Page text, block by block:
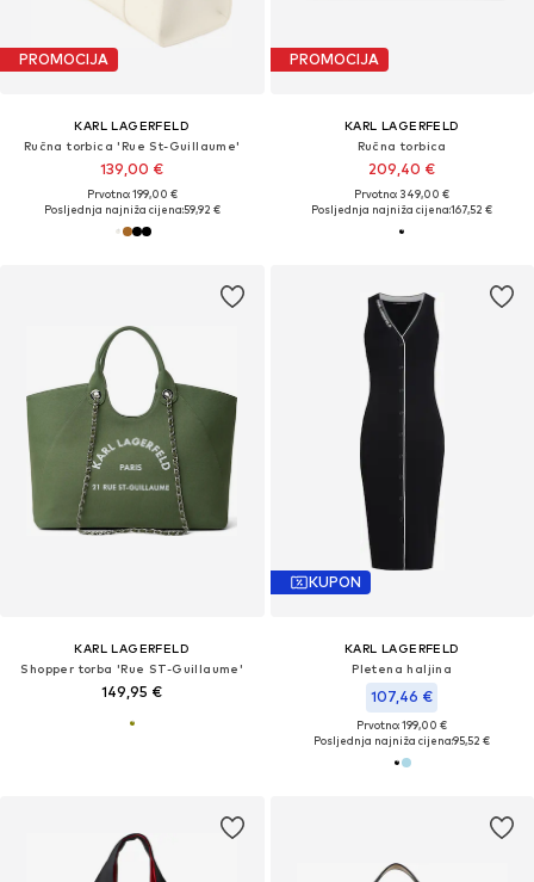
PROMOCIJA
KARL LAGERFELD
Ručna torbica 'Rue St-Guillaume'
139,00 €
Prvotno: 199,00 €
Posljednja najniža cijena:59,92 €
PROMOCIJA
KARL LAGERFELD
Ručna torbica
209,40 €
Prvotno: 349,00 €
Posljednja najniža cijena:167,52 €
KARL LAGERFELD
Shopper torba 'Rue ST-Guillaume'
149,95 €
KUPON
KARL LAGERFELD
Pletena haljina
107,46 €
Prvotno: 199,00 €
Posljednja najniža cijena:95,52 €